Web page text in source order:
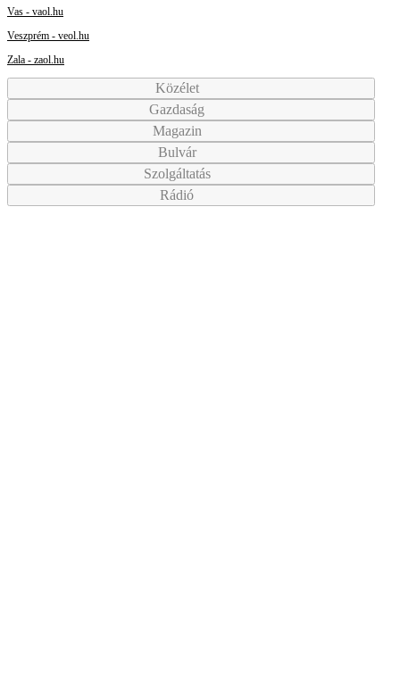
Vas - vaol.hu
Veszprém - veol.hu
Zala - zaol.hu
Közélet
Gazdaság
Magazin
Bulvár
Szolgáltatás
Rádió